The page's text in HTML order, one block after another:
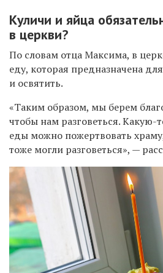
Куличи и яйца
в церкви?
По словам отца Максима, в
еду, которая предназначена
и освятить.
«Таким образом, мы берем
чтобы нам разговеться. Какую-
еды можно пожертвовать
тоже могли разговеться», —